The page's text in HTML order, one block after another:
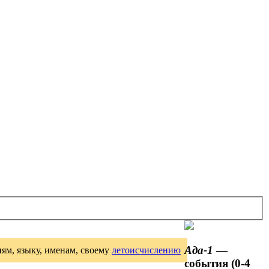
языку, именам, своему летоисчислению Ада-1 —
события (0-4